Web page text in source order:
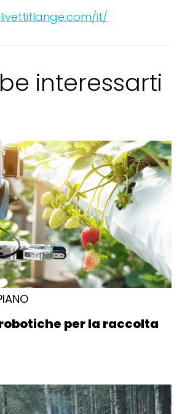
it/
interessarti
per la raccolta